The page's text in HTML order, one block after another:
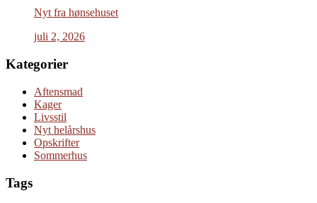
Nyt fra hønsehuset
juli 2, 2026
Kategorier
Aftensmad
Kager
Livsstil
Nyt helårshus
Opskrifter
Sommerhus
Tags